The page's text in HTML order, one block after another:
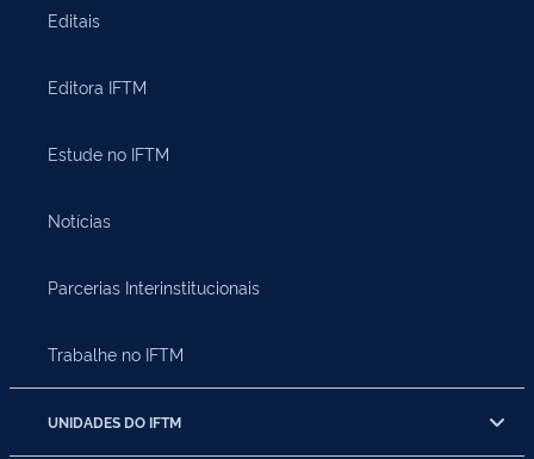
Editais
Editora IFTM
Estude no IFTM
Notícias
Parcerias Interinstitucionais
Trabalhe no IFTM
UNIDADES DO IFTM